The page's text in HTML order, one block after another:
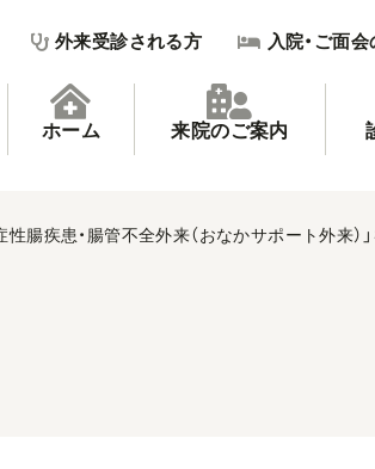
外来受診される方 入院・ご面
ホーム 来院のご案内
腸疾患・腸管不全外来（おなかサポート外来）